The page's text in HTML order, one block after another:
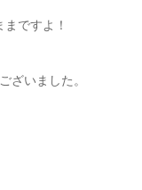
ですよ！
ざいました。